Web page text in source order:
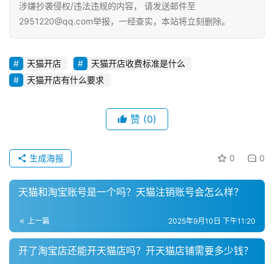
引
流
推
私
问
答
社
涉嫌抄袭侵权/违法违规的内容， 请发送邮件至
2951220@qq.com举报，一经查实，本站将立刻删除。
天猫开店
天猫开店收费标准是什么
天猫开店有什么要求
赞 (0)
0 0
生成海报
天猫和淘宝账号是一个吗？天猫注销账号会怎么样？
上一篇 2025年9月10日 下午11:20
开了淘宝店还能开天猫店吗？开天猫店铺需要多少钱？